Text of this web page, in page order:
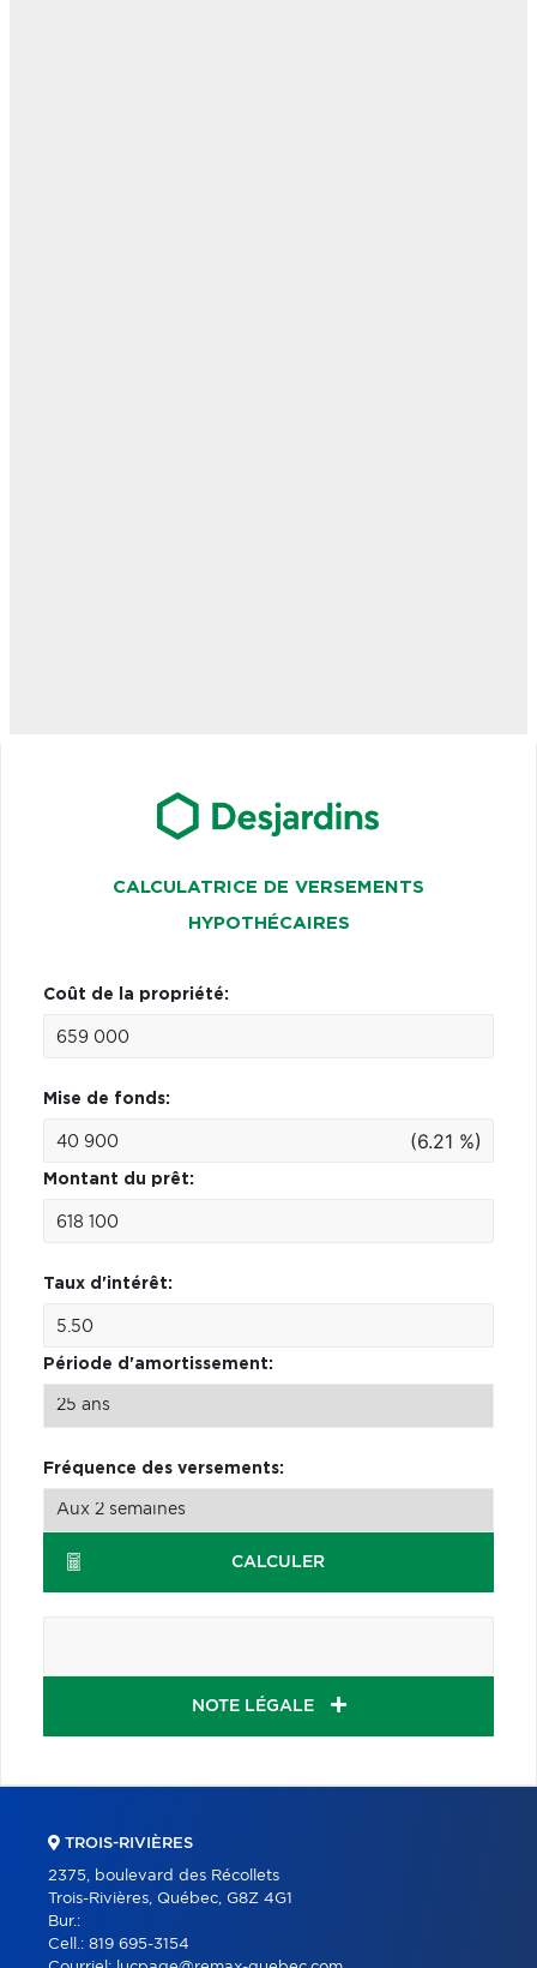
CALCULATRICE DE VERSEMENTS
HYPOTHÉCAIRES
Coût de la propriété:
Mise de fonds:
(6.21 %)
Montant du prêt:
Taux d'intérêt:
Période d'amortissement:
Fréquence des versements:
CALCULER
NOTE LÉGALE
TROIS-RIVIÈRES
2375, boulevard des Récollets
Trois-Rivières, Québec, G8Z 4G1
Bur.:
Cell.: 819 695-3154